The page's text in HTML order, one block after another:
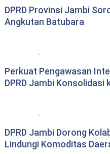
DPRD Provinsi Jambi
Angkutan Batubara
Perkuat Pengawasan
DPRD Jambi
DPRD Jambi Dorong
Lindungi Komoditas